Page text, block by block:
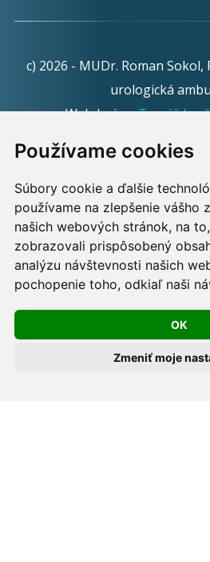
Používame cookies
Súbory cookie a ďalšie
používame na zlepšenie vášho
našich webových stránok, na
zobrazovali prispôsobený
analýzu návštevnosti našich
pochopenie toho, odkiaľ naši
OK
Zmeniť moje
c) 2026 - MUDr. Roman Sokol,
urologická
Webdesign:Tomáš
Informačná povinnosť -
podmienkach
Používame cookies -
Skopírovaním textu alebo
stránky tohto webu a jeho
porušíte práva MUDr. Romana
aj práva ďalších osôb
pre tento